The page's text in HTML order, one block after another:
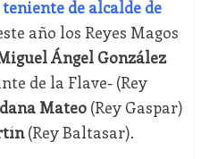
de alcalde de
año los Reyes Magos
Ángel González
de la Flave- (Rey
Mateo(Rey Gaspar)
(Rey Baltasar).